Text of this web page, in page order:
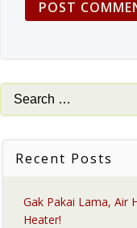
Search
for:
Recent Posts
Gak Pakai Lama, Air
Heater!